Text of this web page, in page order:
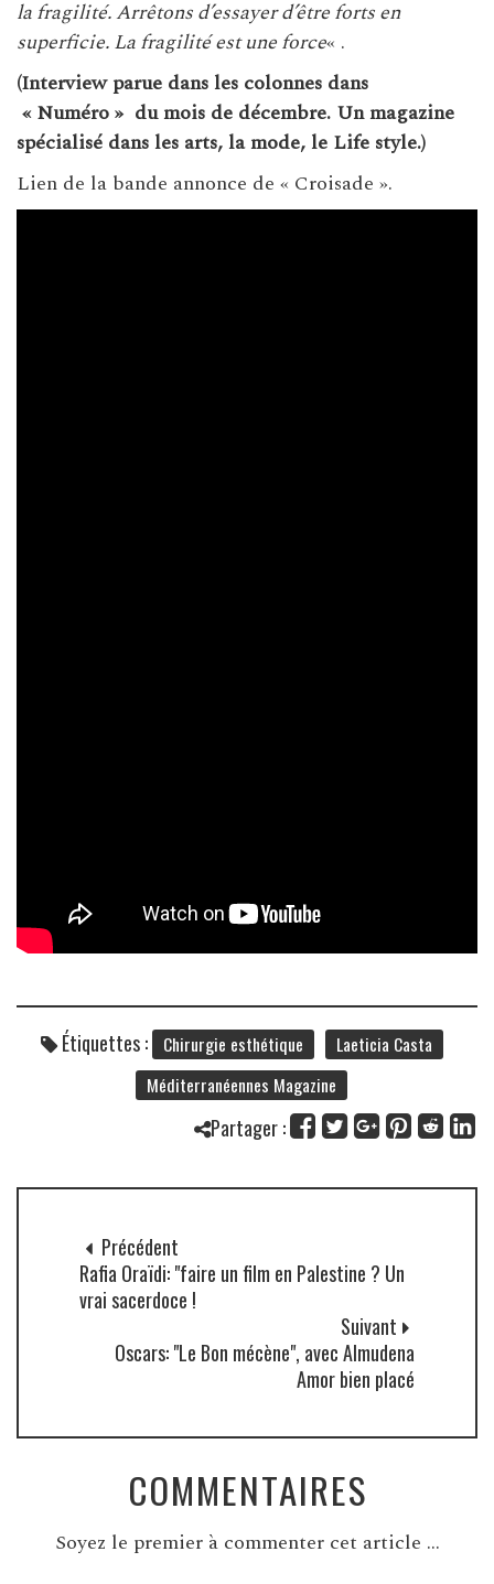
la fragilité. Arrêtons d’essayer d’être forts en
superficie. La fragilité est une force« .
(Interview parue dans les colonnes dans
« Numéro » du mois de décembre. Un magazine
spécialisé dans les arts, la mode, le Life style.)
Lien de la bande annonce de « Croisade ».
Étiquettes : Chirurgie esthétique
Laeticia Casta
Méditerranéennes Magazine
Partager :
Précédent
Rafia Oraïdi: "faire un film en Palestine ? Un
vrai sacerdoce !
Suivant
Oscars: "Le Bon mécène", avec Almudena
Amor bien placé
COMMENTAIRES
Soyez le premier à commenter cet article ...